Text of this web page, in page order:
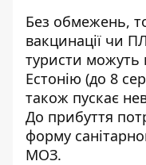
Без обмежень,
вакцинації чи
туристи можуть
Естонію (до 8
також пускає
До прибуття
форму
МОЗ.